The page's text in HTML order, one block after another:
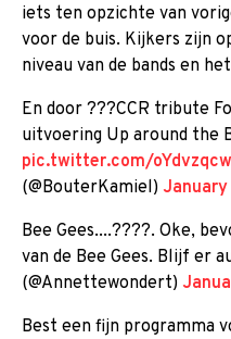
iets ten opzichte van
voor de buis. Kijkers zijn
niveau van de bands en
En door ???CCR tribute
uitvoering Up around the
pic.twitter.com/
(@BouterKamiel)
Bee Gees....????. Oke,
van de Bee Gees. Blijf er
(@Annettewondert)
Best een fijn programma